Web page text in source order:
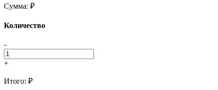
Сумма: ₽
Количество
-
+
Итого: ₽